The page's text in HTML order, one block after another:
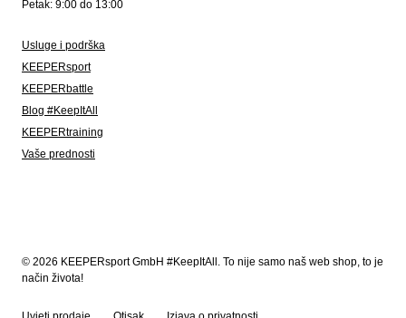
Petak: 9:00 do 13:00
Usluge i podrška
KEEPERsport
KEEPERbattle
Blog #KeepItAll
KEEPERtraining
Vaše prednosti
© 2026 KEEPERsport GmbH #KeepItAll. To nije samo naš web shop, to je
način života!